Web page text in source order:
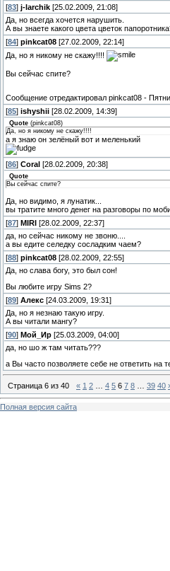
[83] j-larchik [25.02.2009, 21:08]
Да, но всегда хочется нарушить.
А вы знаете какого цвета цветок
[84] pinkcat08 [27.02.2009, 22:14]
Да, но я никому не скажу!!!!
Вы сейчас спите?
Сообщение отредактировал pinkcat08 -
[85] ishyshii [28.02.2009, 14:39]
Quote (pinkcat08)
Да, но я никому не скажу!!!!
а я знаю он зелёный вот и меленький
[86] Coral [28.02.2009, 20:38]
Quote
Вы сейчас спите?
Да, но видимо, я лунатик...
вы тратите много денег на разговоры по
[87] MIRI [28.02.2009, 22:37]
да, но сейчас никому не звоню....
а вы едите селедку сосладким чаем?
[88] pinkcat08 [28.02.2009, 22:55]
Да, но слава богу, это был сон!
Вы любите игру Sims 2?
[89] Алекс [24.03.2009, 19:31]
Да, но я незнаю такую игру.
А вы читали мангу?
[90] Мой_Ир [25.03.2009, 04:00]
да, но шо ж там читать???
а Вы часто позволяете себе не ответить на
Страница 6 из 40 « 1 2 4 5 6 7 8 39 40
Полная версия сайта